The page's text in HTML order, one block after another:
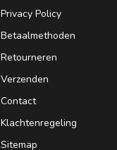
Privacy Policy
Betaalmethoden
Retourneren
Verzenden
Contact
Klachtenregeling
Sitemap